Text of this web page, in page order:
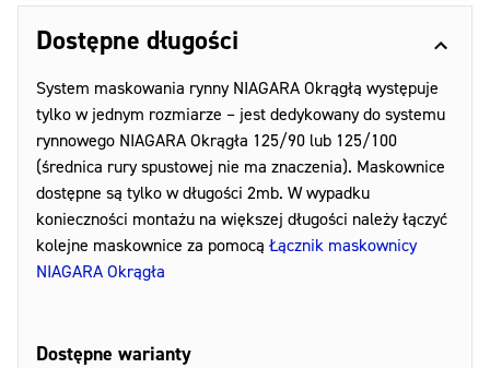
Dostępne długości
System maskowania rynny NIAGARA Okrągłą występuje
tylko w jednym rozmiarze – jest dedykowany do systemu
rynnowego NIAGARA Okrągła 125/90 lub 125/100
(średnica rury spustowej nie ma znaczenia). Maskownice
dostępne są tylko w długości 2mb. W wypadku
konieczności montażu na większej długości należy łączyć
kolejne maskownice za pomocą Łącznik maskownicy
NIAGARA Okrągła
Dostępne warianty